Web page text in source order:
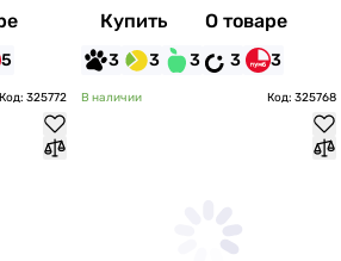
5
Купить О товаре
3 3 3 3 3
Код: 325772 В наличии Код: 325768